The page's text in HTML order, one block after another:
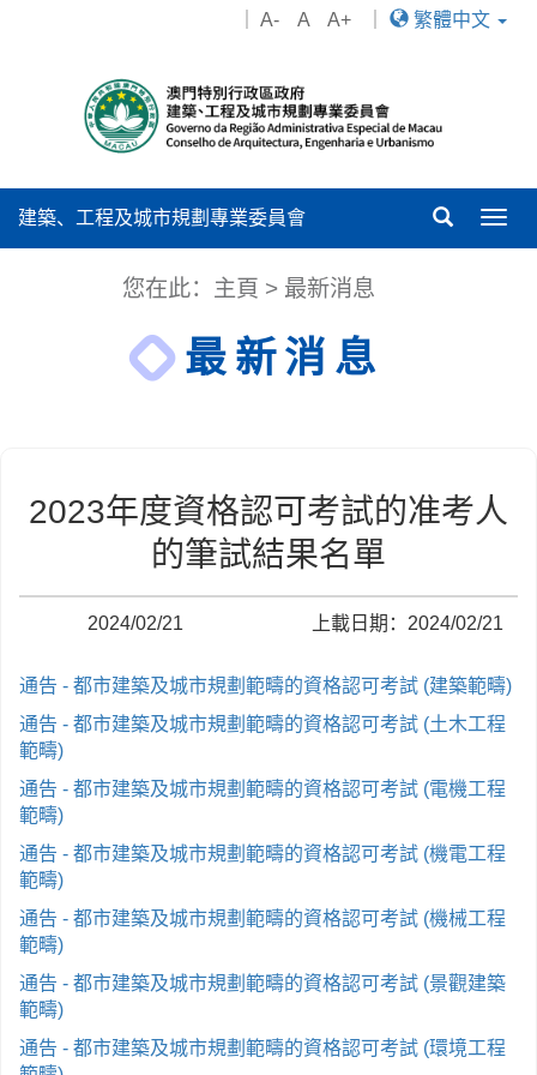
A- A A+ 繁體中文
建築、工程及城市規劃專業委員會
您在此： 主頁 > 最新消息
最新消息
2023年度資格認可考試的准考人
的筆試結果名單
2024/02/21 上載日期：2024/02/21
通告 - 都市建築及城市規劃範疇的資格認可考試 (建築範疇)
通告 - 都市建築及城市規劃範疇的資格認可考試 (土木工程
範疇)
通告 - 都市建築及城市規劃範疇的資格認可考試 (電機工程
範疇)
通告 - 都市建築及城市規劃範疇的資格認可考試 (機電工程
範疇)
通告 - 都市建築及城市規劃範疇的資格認可考試 (機械工程
範疇)
通告 - 都市建築及城市規劃範疇的資格認可考試 (景觀建築
範疇)
通告 - 都市建築及城市規劃範疇的資格認可考試 (環境工程